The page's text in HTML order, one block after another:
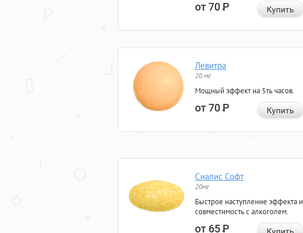
от 70Р Купить
Левитра
20 мг
Мощный эффект на 5ть часов.
от 70Р Купить
Сиалис Софт
20мг
Быстрое наступление эффекта и
совместимость с алкоголем.
от 65Р